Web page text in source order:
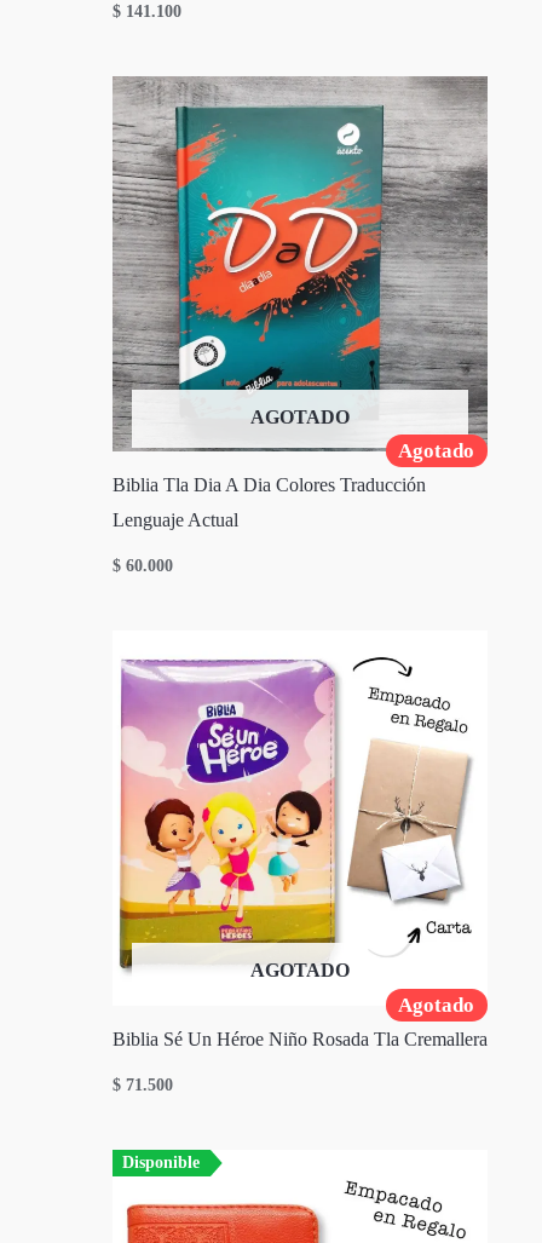
$ 141.100
Agotado
AGOTADO
Biblia Tla Dia A Dia Colores Traducción
Lenguaje Actual
$ 60.000
Agotado
AGOTADO
Biblia Sé Un Héroe Niño Rosada Tla Cremallera
$ 71.500
Disponible